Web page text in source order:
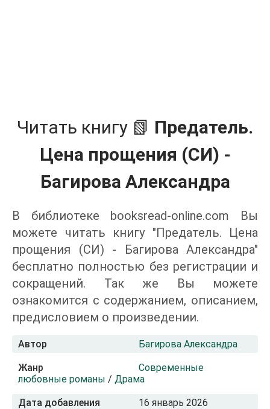
Читать книгу 📗 Предатель.
Цена прощения (СИ) -
Багирова Александра
В библиотеке booksread-online.com Вы
можете читать книгу "Предатель. Цена
прощения (СИ) - Багирова Александра"
бесплатно полностью без регистрации и
сокращений. Так же Вы можете
ознакомится с содержанием, описанием,
предисловием о произведении.
Автор Багирова Александра
Жанр
Современные
любовные романы / Драма
Дата добавления 16 январь 2026